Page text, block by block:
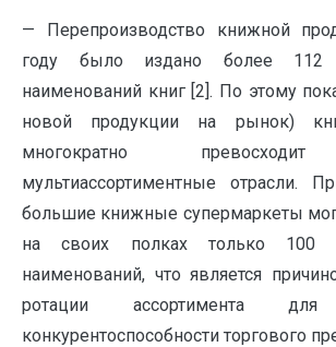
— Перепроизводство книжной
году было издано более 112
наименований книг [2]. По этому
новой продукции на рынок)
многократно
мультиассортиментные отрасли.
большие книжные супермаркеты
на своих полках только
наименований, что является
ротации ассортимента для
конкурентоспособности торгового